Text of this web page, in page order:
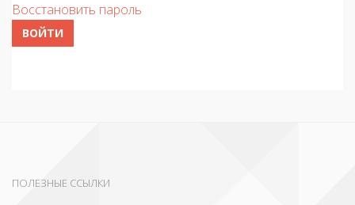
Восстановить пароль
ВОЙТИ
ПОЛЕЗНЫЕ ССЫЛКИ